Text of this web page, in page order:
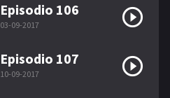
Episodio 106
03-09-2017
Episodio 107
10-09-2017